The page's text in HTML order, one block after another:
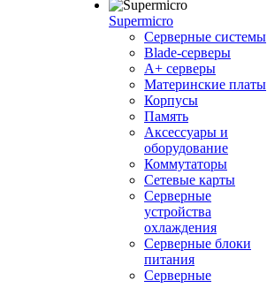
Supermicro
Серверные системы
Blade-серверы
A+ серверы
Материнские платы
Корпусы
Память
Аксессуары и
оборудование
Коммутаторы
Сетевые карты
Серверные
устройства
охлаждения
Серверные блоки
питания
Серверные